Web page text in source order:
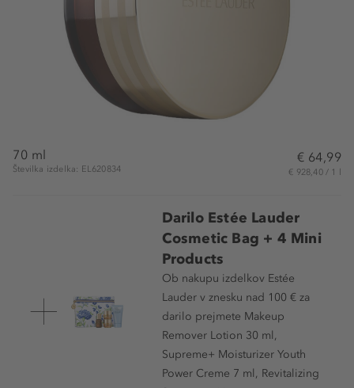
70 ml
Številka izdelka: EL620834
€ 64,99
€ 928,40 / 1 l
Darilo Estée Lauder
Cosmetic Bag + 4 Mini
Products
Ob nakupu izdelkov Estée
Lauder v znesku nad 100 € za
darilo prejmete Makeup
Remover Lotion 30 ml,
Supreme+ Moisturizer Youth
Power Creme 7 ml, Revitalizing